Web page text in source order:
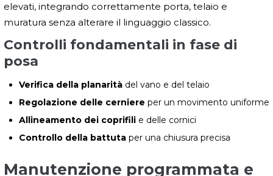
elevati, integrando correttamente porta, telaio e
muratura senza alterare il linguaggio classico.
Controlli fondamentali in fase di
posa
Verifica della planarità del vano e del telaio
Regolazione delle cerniere per un movimento uniforme
Allineamento dei coprifili e delle cornici
Controllo della battuta per una chiusura precisa
Manutenzione programmata e